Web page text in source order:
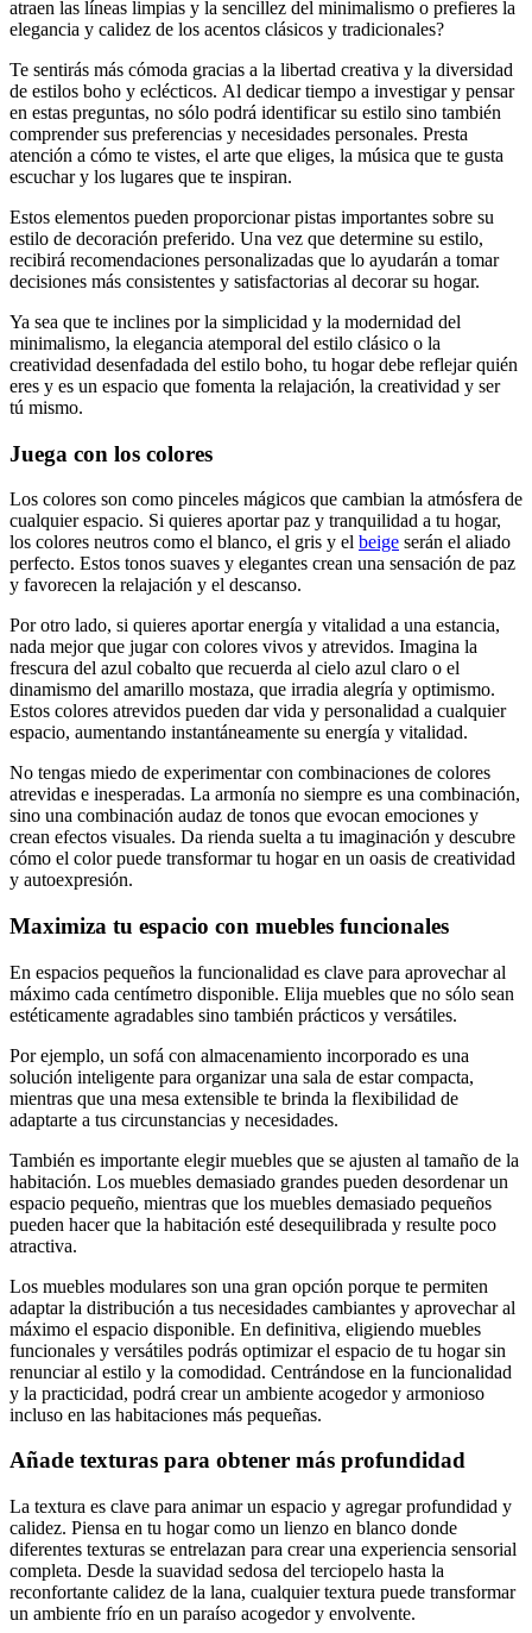
atraen las líneas limpias y la sencillez del minimalismo o prefieres la
elegancia y calidez de los acentos clásicos y tradicionales?
Te sentirás más cómoda gracias a la libertad creativa y la diversidad
de estilos boho y eclécticos. Al dedicar tiempo a investigar y pensar
en estas preguntas, no sólo podrá identificar su estilo sino también
comprender sus preferencias y necesidades personales. Presta
atención a cómo te vistes, el arte que eliges, la música que te gusta
escuchar y los lugares que te inspiran.
Estos elementos pueden proporcionar pistas importantes sobre su
estilo de decoración preferido. Una vez que determine su estilo,
recibirá recomendaciones personalizadas que lo ayudarán a tomar
decisiones más consistentes y satisfactorias al decorar su hogar.
Ya sea que te inclines por la simplicidad y la modernidad del
minimalismo, la elegancia atemporal del estilo clásico o la
creatividad desenfadada del estilo boho, tu hogar debe reflejar quién
eres y es un espacio que fomenta la relajación, la creatividad y ser
tú mismo.
Juega con los colores
Los colores son como pinceles mágicos que cambian la atmósfera de
cualquier espacio. Si quieres aportar paz y tranquilidad a tu hogar,
los colores neutros como el blanco, el gris y el beige serán el aliado
perfecto. Estos tonos suaves y elegantes crean una sensación de paz
y favorecen la relajación y el descanso.
Por otro lado, si quieres aportar energía y vitalidad a una estancia,
nada mejor que jugar con colores vivos y atrevidos. Imagina la
frescura del azul cobalto que recuerda al cielo azul claro o el
dinamismo del amarillo mostaza, que irradia alegría y optimismo.
Estos colores atrevidos pueden dar vida y personalidad a cualquier
espacio, aumentando instantáneamente su energía y vitalidad.
No tengas miedo de experimentar con combinaciones de colores
atrevidas e inesperadas. La armonía no siempre es una combinación,
sino una combinación audaz de tonos que evocan emociones y
crean efectos visuales. Da rienda suelta a tu imaginación y descubre
cómo el color puede transformar tu hogar en un oasis de creatividad
y autoexpresión.
Maximiza tu espacio con muebles funcionales
En espacios pequeños la funcionalidad es clave para aprovechar al
máximo cada centímetro disponible. Elija muebles que no sólo sean
estéticamente agradables sino también prácticos y versátiles.
Por ejemplo, un sofá con almacenamiento incorporado es una
solución inteligente para organizar una sala de estar compacta,
mientras que una mesa extensible te brinda la flexibilidad de
adaptarte a tus circunstancias y necesidades.
También es importante elegir muebles que se ajusten al tamaño de la
habitación. Los muebles demasiado grandes pueden desordenar un
espacio pequeño, mientras que los muebles demasiado pequeños
pueden hacer que la habitación esté desequilibrada y resulte poco
atractiva.
Los muebles modulares son una gran opción porque te permiten
adaptar la distribución a tus necesidades cambiantes y aprovechar al
máximo el espacio disponible. En definitiva, eligiendo muebles
funcionales y versátiles podrás optimizar el espacio de tu hogar sin
renunciar al estilo y la comodidad. Centrándose en la funcionalidad
y la practicidad, podrá crear un ambiente acogedor y armonioso
incluso en las habitaciones más pequeñas.
Añade texturas para obtener más profundidad
La textura es clave para animar un espacio y agregar profundidad y
calidez. Piensa en tu hogar como un lienzo en blanco donde
diferentes texturas se entrelazan para crear una experiencia sensorial
completa. Desde la suavidad sedosa del terciopelo hasta la
reconfortante calidez de la lana, cualquier textura puede transformar
un ambiente frío en un paraíso acogedor y envolvente.